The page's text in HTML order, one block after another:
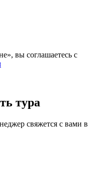
вы соглашаетесь с
тура
свяжется с вами в